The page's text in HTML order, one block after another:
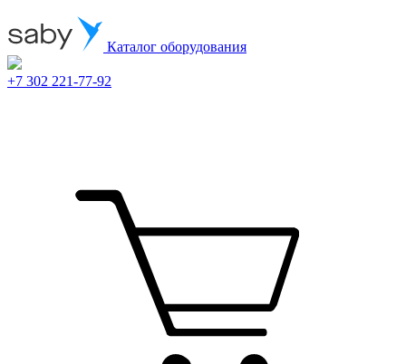
Каталог оборудования
+7 302 221-77-92